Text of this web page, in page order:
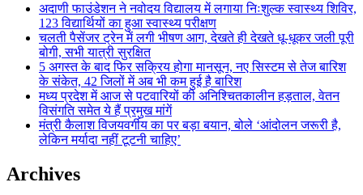
अदाणी फाउंडेशन ने नवोदय विद्यालय में लगाया निःशुल्क स्वास्थ्य शिविर,
123 विद्यार्थियों का हुआ स्वास्थ्य परीक्षण
चलती पैसेंजर ट्रेन में लगी भीषण आग, देखते ही देखते धू-धूकर जली पूरी
बोगी, सभी यात्री सुरक्षित
5 अगस्त के बाद फिर सक्रिय होगा मानसून, नए सिस्टम से तेज बारिश
के संकेत, 42 जिलों में अब भी कम हुई है बारिश
मध्य प्रदेश में आज से पटवारियों की अनिश्चितकालीन हड़ताल, वेतन
विसंगति समेत ये हैं प्रमुख मांगें
मंत्री कैलाश विजयवर्गीय का पर बड़ा बयान, बोले ‘आंदोलन जरूरी है,
लेकिन मर्यादा नहीं टूटनी चाहिए’
Archives